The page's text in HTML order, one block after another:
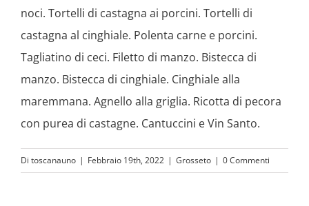
noci. Tortelli di castagna ai porcini. Tortelli di
castagna al cinghiale. Polenta carne e porcini.
Tagliatino di ceci. Filetto di manzo. Bistecca di
manzo. Bistecca di cinghiale. Cinghiale alla
maremmana. Agnello alla griglia. Ricotta di pecora
con purea di castagne. Cantuccini e Vin Santo.
Di toscanauno | Febbraio 19th, 2022 | Grosseto | 0 Commenti